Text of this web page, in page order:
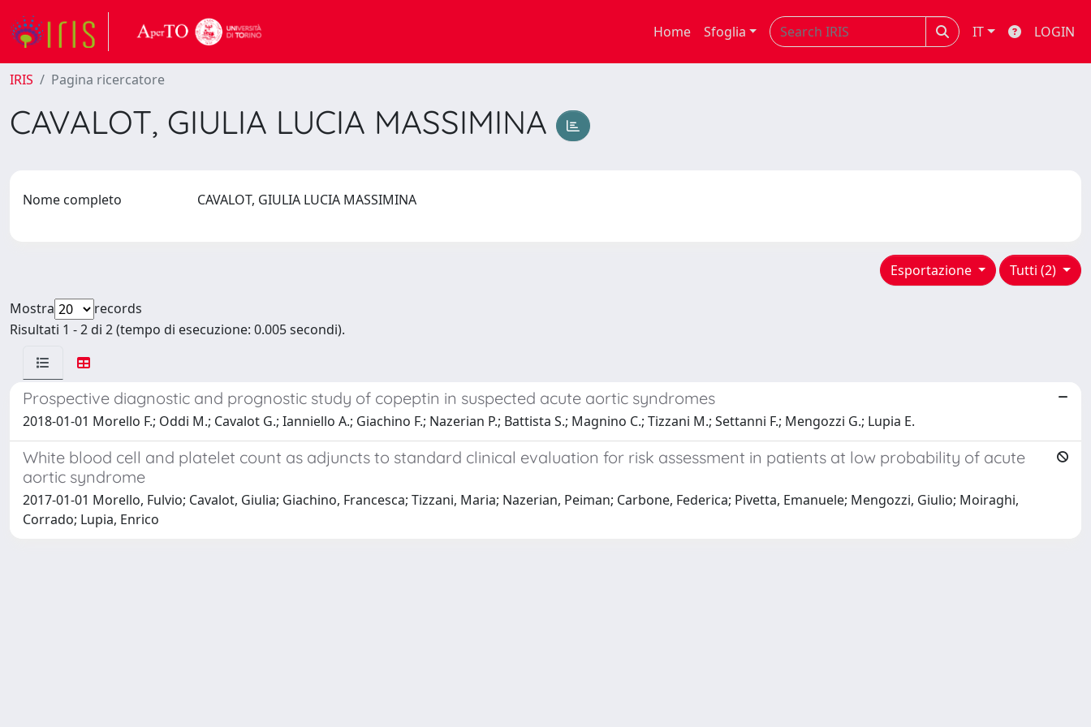
Home Sfoglia IT LOGIN
IRIS Pagina ricercatore
CAVALOT, GIULIA LUCIA MASSIMINA
Nome completo CAVALOT, GIULIA LUCIA MASSIMINA
Tutti (2)
Esportazione
Mostra
records
Risultati 1 - 2 di 2 (tempo di esecuzione: 0.005 secondi).
Prospective diagnostic and prognostic study of copeptin in suspected acute aortic syndromes
2018-01-01 Morello F.; Oddi M.; Cavalot G.; Ianniello A.; Giachino F.; Nazerian P.; Battista S.; Magnino C.; Tizzani M.; Settanni F.; Mengozzi G.; Lupia E.
White blood cell and platelet count as adjuncts to standard clinical evaluation for risk assessment in patients at low probability of acute
aortic syndrome
2017-01-01 Morello, Fulvio; Cavalot, Giulia; Giachino, Francesca; Tizzani, Maria; Nazerian, Peiman; Carbone, Federica; Pivetta, Emanuele; Mengozzi, Giulio; Moiraghi,
Corrado; Lupia, Enrico